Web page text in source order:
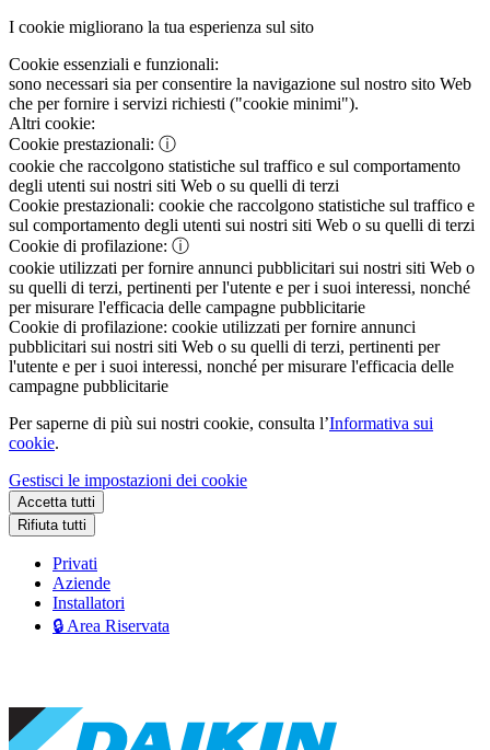
I cookie migliorano la tua esperienza sul sito
Cookie essenziali e funzionali:
sono necessari sia per consentire la navigazione sul nostro sito Web
che per fornire i servizi richiesti ("cookie minimi").
Altri cookie:
Cookie prestazionali: ⓘ
cookie che raccolgono statistiche sul traffico e sul comportamento
degli utenti sui nostri siti Web o su quelli di terzi
Cookie prestazionali: cookie che raccolgono statistiche sul traffico e
sul comportamento degli utenti sui nostri siti Web o su quelli di terzi
Cookie di profilazione: ⓘ
cookie utilizzati per fornire annunci pubblicitari sui nostri siti Web o
su quelli di terzi, pertinenti per l'utente e per i suoi interessi, nonché
per misurare l'efficacia delle campagne pubblicitarie
Cookie di profilazione: cookie utilizzati per fornire annunci
pubblicitari sui nostri siti Web o su quelli di terzi, pertinenti per
l'utente e per i suoi interessi, nonché per misurare l'efficacia delle
campagne pubblicitarie
Per saperne di più sui nostri cookie, consulta l’Informativa sui
cookie.
Gestisci le impostazioni dei cookie
Accetta tutti
Rifiuta tutti
Privati
Aziende
Installatori
🔒 Area Riservata